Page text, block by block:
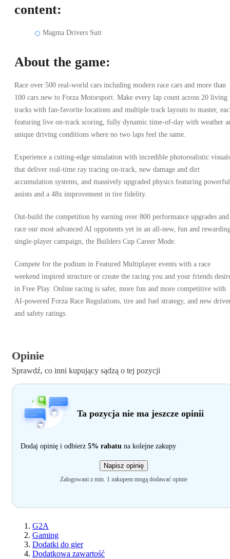
content:
Magma Drivers Suit
About the game:
Race over 500 real-world cars including modern race cars and more than
100 cars new to Forza Motorsport. Make every lap count across 20 living
tracks with fan-favorite locations and multiple track layouts to master,
featuring live on-track scoring, fully dynamic time-of-day with weather
unique driving conditions where no two laps feel the same.
Experience a cutting-edge simulation with incredible photorealistic visuals
that deliver real-time ray tracing on-track, new damage and dirt
accumulation systems, and massively upgraded physics featuring powerful
assists and a 48x improvement in tire fidelity.
Out-build the competition by earning over 800 performance upgrades and
race our most advanced AI opponents yet in an all-new, fun and
single-player campaign, the Builders Cup Career Mode.
Compete for the podium in Featured Multiplayer events with a race
weekend inspired structure or create the racing you and your friends
in Free Play. Online racing is safer, more fun and more competitive with
AI-powered Forza Race Regulations, tire and fuel strategy, and new
and safety ratings.
Opinie
Sprawdź, co inni kupujący sądzą o tej pozycji
Ta pozycja nie ma jeszcze opinii
Dodaj opinię i odbierz 5% rabatu na kolejne zakupy
Napisz opinię
Zalogowani z min. 1 zakupem mogą dodawać opinie
G2A
Gaming
Dodatki do gier
Dodatkowa zawartość